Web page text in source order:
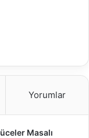
Yorumlar
Masalı